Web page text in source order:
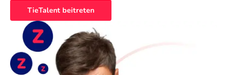
TieTalent beitreten